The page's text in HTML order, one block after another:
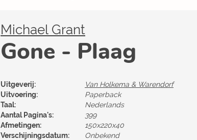
Michael Grant
Gone - Plaag
Uitgeverij:
Van Holkema & Warendorf
Uitvoering:
Paperback
Taal:
Nederlands
Aantal Pagina's:
399
Afmetingen:
150x220x40
Verschijningsdatum:
Onbekend